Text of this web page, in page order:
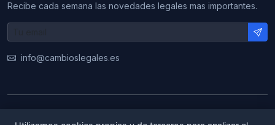
Recibe cada semana las novedades legales mas importantes.
info@cambioslegales.es